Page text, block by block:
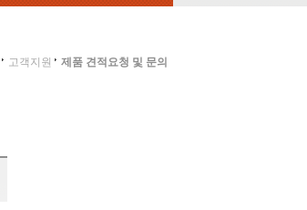
고객지원 제품 견적요청 및 문의